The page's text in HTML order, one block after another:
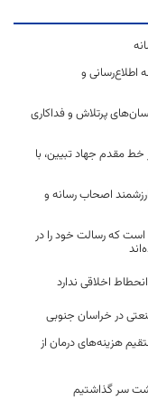
و
پرتلاش و فداکاری
مقدم جهاد تبیین، با
اصحاب رسانه و
که رسالت خود را در
اخلاقی ندارد
در خراسان جنوبی
هزینه‌های درمان از
سر گذاشتیم